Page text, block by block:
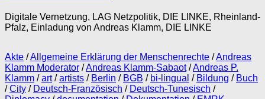
Digitale Vernetzung, LAG Netzpolitik, DIE LINKE, Rheinland-
Pfalz, Einladung von Andreas Klamm, DIE LINKE
Akte /Allgemeine Erklärung der Menschenrechte /Andreas
Klamm Moderator /Andreas Klamm-Sabaot/Andreas P.
Klamm /art/artists / Berlin / BGB / bi-lingual / Bildung / Buch
/City / Deutsch-Französisch / Deutsch-Tunesisch /